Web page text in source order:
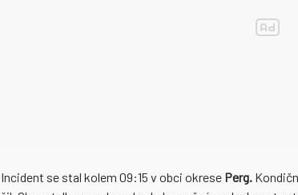
Incident se stal kolem 09:15 v obci okrese Perg.